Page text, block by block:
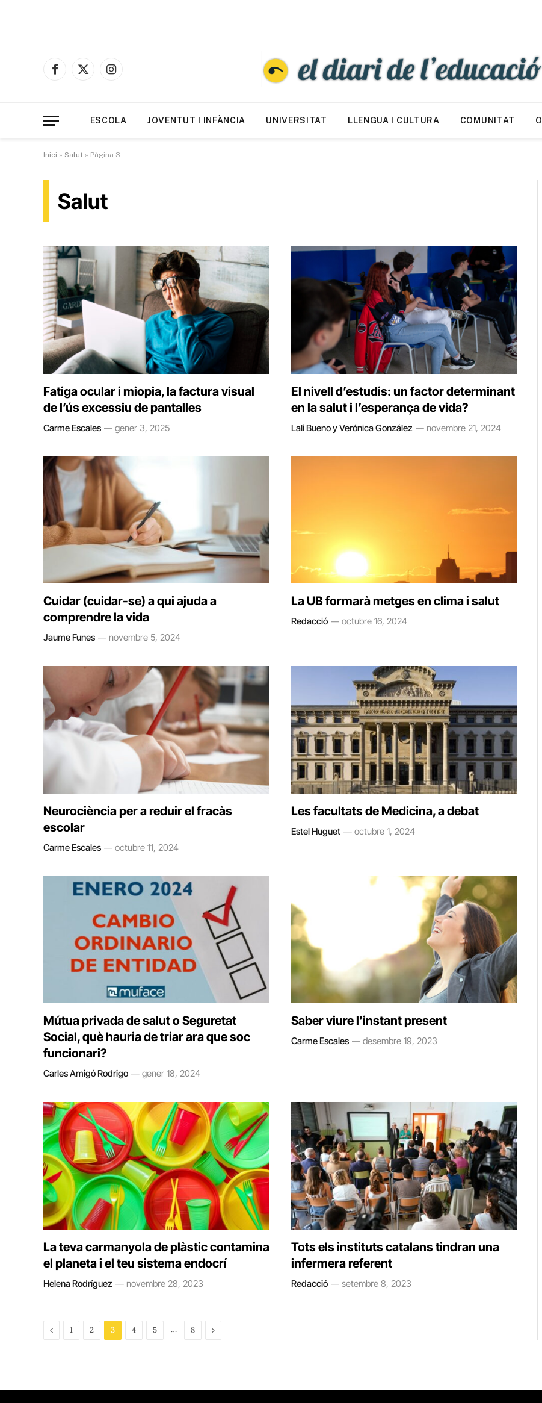
Facebook
X
Instagram
ESCOLA JOVENTUT I INFÀNCIA UNIVERSITAT LLENGUA I CULTURA COMUNITAT
Inici » Salut » Pàgina 3
Salut
Fatiga ocular i miopia, la factura visual
de l’ús excessiu de pantalles
Carme Escales gener 3, 2025
El nivell d’estudis: un factor determinant
en la salut i l’esperança de vida?
Lali Bueno y Verónica González novembre 21, 2024
Cuidar (cuidar-se) a qui ajuda a
comprendre la vida
Jaume Funes novembre 5, 2024
La UB formarà metges en clima i salut
Redacció octubre 16, 2024
Neurociència per a reduir el fracàs
escolar
Carme Escales octubre 11, 2024
Les facultats de Medicina, a debat
Estel Huguet octubre 1, 2024
Mútua privada de salut o Seguretat
Social, què hauria de triar ara que soc
funcionari?
Carles Amigó Rodrigo gener 18, 2024
Saber viure l’instant present
Carme Escales desembre 19, 2023
La teva carmanyola de plàstic contamina
el planeta i el teu sistema endocrí
Helena Rodríguez novembre 28, 2023
Tots els instituts catalans tindran una
infermera referent
Redacció setembre 8, 2023
Previous
1 2 3 4 5 … 8 Next